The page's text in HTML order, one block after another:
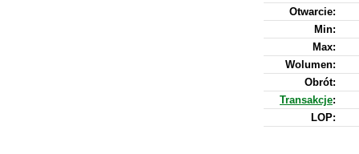
Otwarcie:
Min:
Max:
Wolumen:
Obrót:
Transakcje:
LOP: